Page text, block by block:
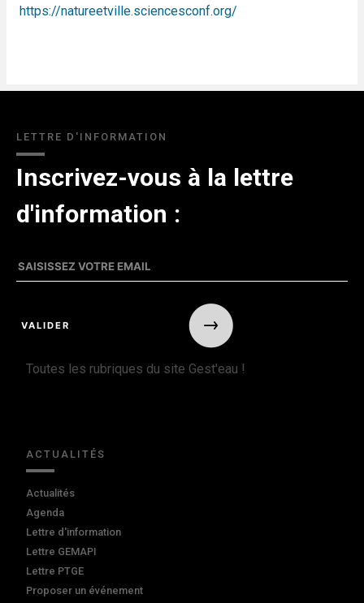
https://natureetville.sciencesconf.org/
LETTRE D'INFORMATION
Inscrivez-vous à la lettre
d'information :
Toutes les rubriques du site Gest'eau !
ACTUALITÉS
Actualités
Agenda
Lettre d'information
Lettre GEMAPI
Lettre PTGE
Proposer un événement